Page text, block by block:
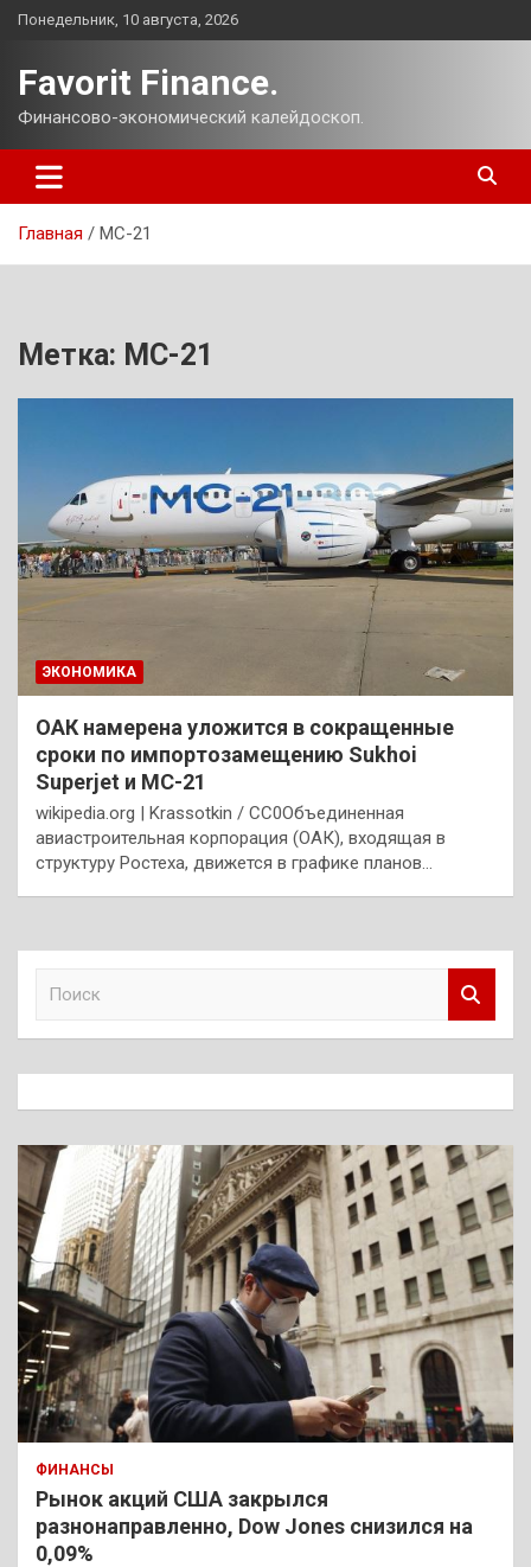
Перейти
Понедельник, 10 августа, 2026
Favorit Finance.
Финансово-экономический калейдоскоп.
Главная МС-21
Метка: МС-21
ЭКОНОМИКА
ОАК намерена уложится в сокращенные
сроки по импортозамещению Sukhoi
Superjet и МС-21
wikipedia.org | Krassotkin / CC0Объединенная
авиастроительная корпорация (ОАК), входящая в
структуру Ростеха, движется в графике планов…
к
ФИНАНСЫ
Рынок акций США закрылся
разнонаправленно, Dow Jones снизился на
0,09%